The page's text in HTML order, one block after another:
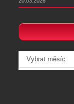
Archivy
Vybrat měsíc